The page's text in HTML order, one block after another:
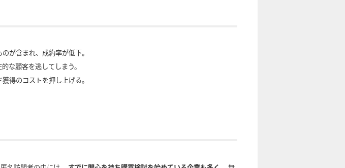
が含まれ、成約率が低下。
な顧客を逃してしまう。
得のコストを押し上げる。